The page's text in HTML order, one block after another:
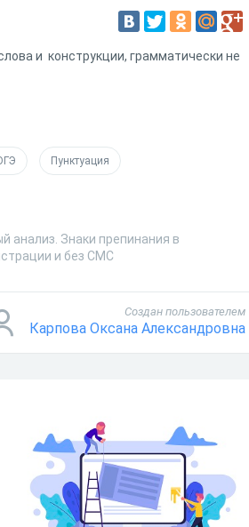
и конструкции, грамматически не
Пунктуация
анализ. Знаки препинания в
и без СМС
Создан пользователем
Карпова Оксана Александровна